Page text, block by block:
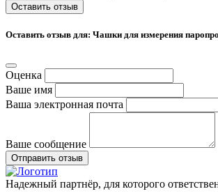
Оставить отзыв
Оставить отзыв для: Чашки для измерения
Оценка
Ваше имя
Ваша электронная почта
Ваше сообщение
Отправить отзыв
Надежный партнёр, для которого